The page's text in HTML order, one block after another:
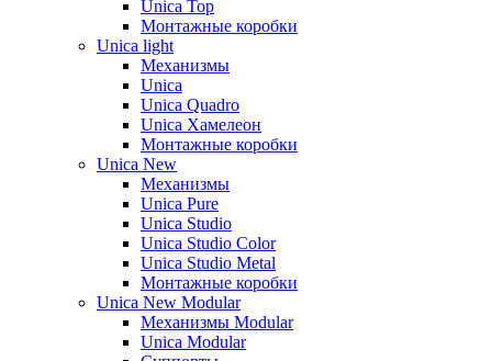
Unica Top
Монтажные коробки
Unica light
Механизмы
Unica
Unica Quadro
Unica Хамелеон
Монтажные коробки
Unica New
Механизмы
Unica Pure
Unica Studio
Unica Studio Color
Unica Studio Metal
Монтажные коробки
Unica New Modular
Механизмы Modular
Unica Modular